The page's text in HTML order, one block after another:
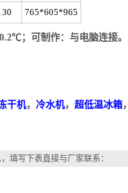
765*605*965
；可制作：与电脑连接。
干机， 冷水机， 超低温冰箱，
填写下表直接与厂家联系：